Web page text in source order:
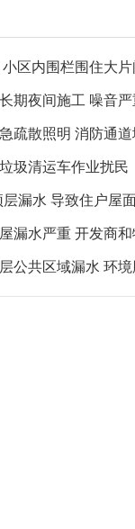
内围栏围住大片闲置
夜间施工 噪音严重
疏散照明 消防通
圾清运车作业扰民
水 导致住户屋面被
重 开发商和物业不予
公共区域漏水 环